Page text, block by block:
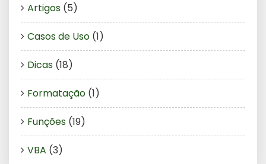
Artigos (5)
Casos de Uso (1)
Dicas (18)
Formatação (1)
Funções (19)
VBA (3)